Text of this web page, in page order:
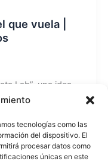
tecnologías como las
del dispositivo. El
procesar datos como
únicas en este
que vuela |
Lab”, una idea
lanzas el avión
lo harás